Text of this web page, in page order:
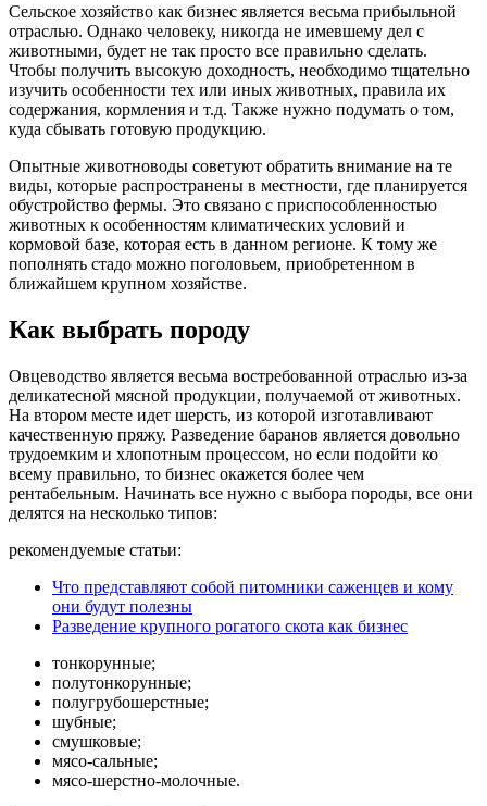
Сельское хозяйство как бизнес является весьма прибыльной
отраслью. Однако человеку, никогда не имевшему дел с
животными, будет не так просто все правильно сделать.
Чтобы получить высокую доходность, необходимо тщательно
изучить особенности тех или иных животных, правила их
содержания, кормления и т.д. Также нужно подумать о том,
куда сбывать готовую продукцию.
Опытные животноводы советуют обратить внимание на те
виды, которые распространены в местности, где планируется
обустройство фермы. Это связано с приспособленностью
животных к особенностям климатических условий и
кормовой базе, которая есть в данном регионе. К тому же
пополнять стадо можно поголовьем, приобретенном в
ближайшем крупном хозяйстве.
Как выбрать породу
Овцеводство является весьма востребованной отраслью из-за
деликатесной мясной продукции, получаемой от животных.
На втором месте идет шерсть, из которой изготавливают
качественную пряжу. Разведение баранов является довольно
трудоемким и хлопотным процессом, но если подойти ко
всему правильно, то бизнес окажется более чем
рентабельным. Начинать все нужно с выбора породы, все они
делятся на несколько типов:
рекомендуемые статьи:
Что представляют собой питомники саженцев и кому
они будут полезны
Разведение крупного рогатого скота как бизнес
тонкорунные;
полутонкорунные;
полугрубошерстные;
шубные;
смушковые;
мясо-сальные;
мясо-шерстно-молочные.